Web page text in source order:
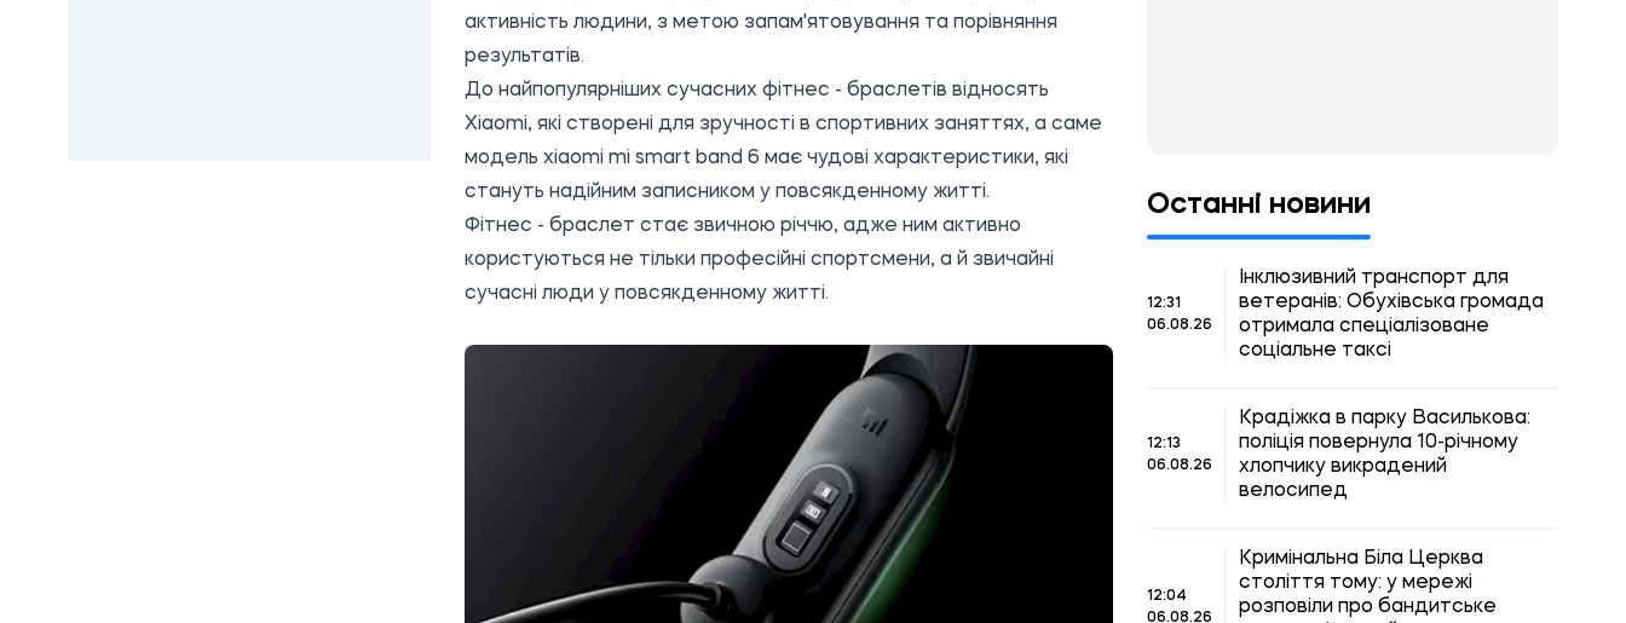
активність людини, з метою запам'ятовування та порівняння
результатів.
До найпопулярніших сучасних фітнес - браслетів відносять
Xiaomi, які створені для зручності в спортивних заняттях, а саме
модель xiaomi mi smart band 6 має чудові характеристики, які
стануть надійним записником у повсякденному житті.
Фітнес - браслет стає звичною річчю, адже ним активно
користуються не тільки професійні спортсмени, а й звичайні
сучасні люди у повсякденному житті.
Останні новини
12:31
06.08.26
Інклюзивний транспорт для
ветеранів: Обухівська громада
отримала спеціалізоване
соціальне таксі
12:13
06.08.26
Крадіжка в парку Василькова:
поліція повернула 10-річному
хлопчику викрадений
велосипед
12:04
06.08.26
Кримінальна Біла Церква
століття тому: у мережі
розповіли про бандитське